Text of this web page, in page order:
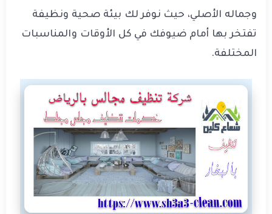
وجماله الأصلي، حيث نوفر لك بيئة صحية ونظيفة
تفتخر بها أمام ضيوفك في كل الأوقات والمناسبات
المختلفة.